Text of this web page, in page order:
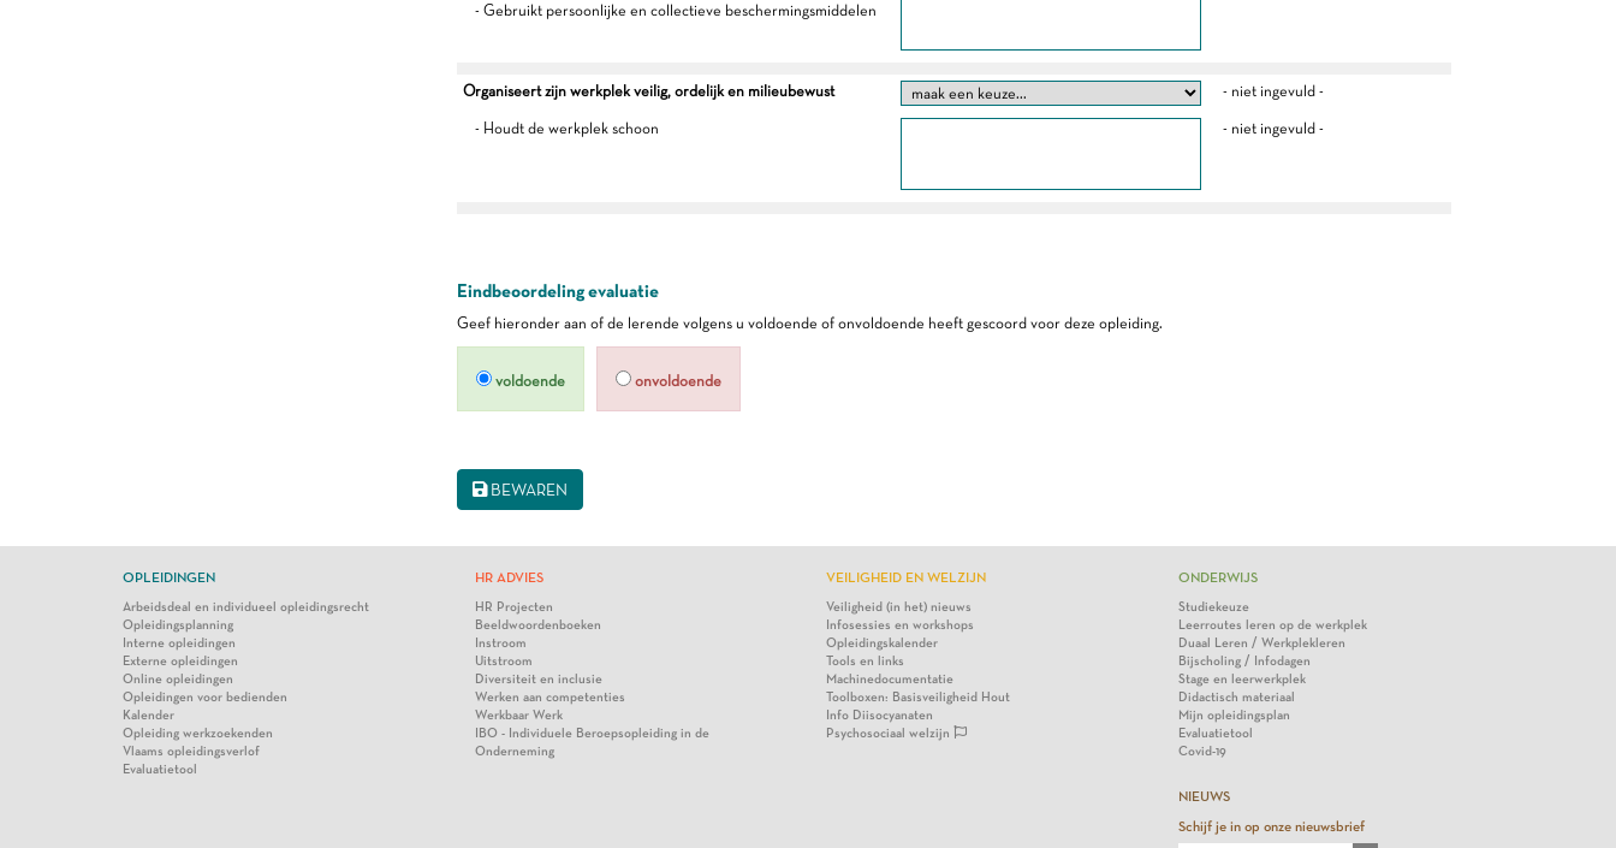
- Gebruikt persoonlijke en collectieve beschermingsmiddelen
Organiseert zijn werkplek veilig, ordelijk en milieubewust - niet ingevuld -
- Houdt de werkplek schoon - niet ingevuld -
Eindbeoordeling evaluatie
Geef hieronder aan of de lerende volgens u voldoende of onvoldoende heeft gescoord voor deze opleiding.
voldoende onvoldoende
BEWAREN
OPLEIDINGEN
Arbeidsdeal en individueel opleidingsrecht
Opleidingsplanning
Interne opleidingen
Externe opleidingen
Online opleidingen
Opleidingen voor bedienden
Kalender
Opleiding werkzoekenden
Vlaams opleidingsverlof
Evaluatietool
HR ADVIES
HR Projecten
Beeldwoordenboeken
Instroom
Uitstroom
Diversiteit en inclusie
Werken aan competenties
Werkbaar Werk
IBO - Individuele Beroepsopleiding in de
Onderneming
VEILIGHEID EN WELZIJN
Veiligheid (in het) nieuws
Infosessies en workshops
Opleidingskalender
Tools en links
Machinedocumentatie
Toolboxen: Basisveiligheid Hout
Info Diisocyanaten
Psychosociaal welzijn
ONDERWIJS
Studiekeuze
Leerroutes leren op de werkplek
Duaal Leren / Werkplekleren
Bijscholing / Infodagen
Stage en leerwerkplek
Didactisch materiaal
Mijn opleidingsplan
Evaluatietool
Covid-19
NIEUWS
Schijf je in op onze nieuwsbrief